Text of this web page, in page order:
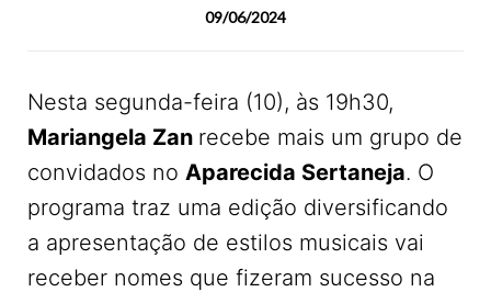
09/06/2024
Nesta segunda-feira (10), às 19h30,
Mariangela Zan recebe mais um grupo de
convidados no Aparecida Sertaneja. O
programa traz uma edição diversificando
a apresentação de estilos musicais vai
receber nomes que fizeram sucesso na